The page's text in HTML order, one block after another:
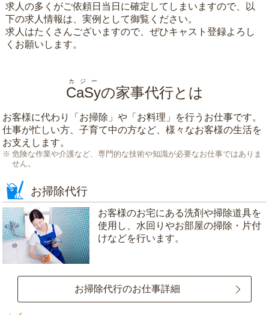
求人の多くがご依頼日当日に確定してしまいますので、以
下の求人情報は、実例として御覧ください。
求人はたくさんございますので、ぜひキャスト登録よろし
くお願いします。
CaSy
カジー
の家事代行とは
お客様に代わり「 お掃除 」や「 お料理 」を行うお仕事です。
仕事が忙しい方、子育て中の方など、様々なお客様の生活を
お支えします。
危険な作業や介護など、専門的な技術や知識が必要なお仕事ではありま
せん。
お掃除代行
お客様のお宅にある洗剤や掃除道具を
使用し、水回りやお部屋の掃除・片付
けなどを行います。
お掃除代行のお仕事詳細